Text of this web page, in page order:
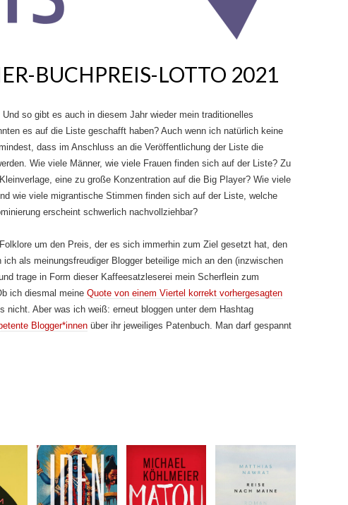
BUCHPREIS-LOTTO 2021
so gibt es auch in diesem Jahr wieder mein traditionelles
es auf die Liste geschafft haben? Auch wenn ich natürlich keine
dass im Anschluss an die Veröffentlichung der Liste die
Wie viele Männer, wie viele Frauen finden sich auf der Liste? Zu
eine zu große Konzentration auf die Big Player? Wie viele
wie viele migrantische Stimmen finden sich auf der Liste, welche
erscheint schwerlich nachvollziehbar?
um den Preis, der es sich immerhin zum Ziel gesetzt hat, den
als meinungsfreudiger Blogger beteilige mich an den (inzwischen
trage in Form dieser Kaffeesatzleserei mein Scherflein zum
ich diesmal meine Quote von einem Viertel korrekt vorhergesagten
nicht. Aber was ich weiß: erneut bloggen unter dem Hashtag
Blogger*innen über ihr jeweiliges Patenbuch. Man darf gespannt